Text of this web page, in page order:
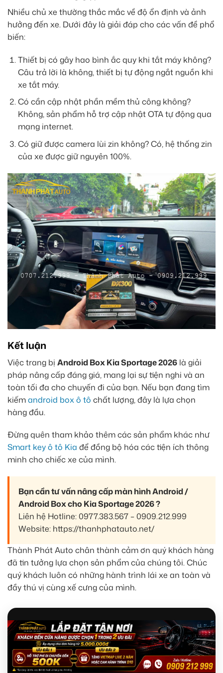
Nhiều chủ xe thường thắc mắc về độ ổn định và ảnh
hưởng đến xe. Dưới đây là giải đáp cho các vấn đề phổ
biến:
Thiết bị có gây hao bình ắc quy khi tắt máy không?
Câu trả lời là không, thiết bị tự động ngắt nguồn khi
xe tắt máy.
Có cần cập nhật phần mềm thủ công không?
Không, sản phẩm hỗ trợ cập nhật OTA tự động qua
mạng internet.
Có giữ được camera lùi zin không? Có, hệ thống zin
của xe được giữ nguyên 100%.
Kết luận
Việc trang bị Android Box Kia Sportage 2026 là giải
pháp nâng cấp đáng giá, mang lại sự tiện nghi và an
toàn tối đa cho chuyến đi của bạn. Nếu bạn đang tìm
kiếmandroid box ô tô chất lượng, đây là lựa chọn
hàng đầu.
Đừng quên tham khảo thêm các sản phẩm khác như
Smart key ô tô Kia để đồng bộ hóa các tiện ích thông
minh cho chiếc xe của mình.
Bạn cần tư vấn nâng cấp màn hình Android /
Android Box cho Kia Sportage 2026 ?
Liên hệ Hotline: 0977.383.567 – 0909.212.999
Website: https://thanhphatauto.net/
Thành Phát Auto chân thành cảm ơn quý khách hàng
đã tin tưởng lựa chọn sản phẩm của chúng tôi. Chúc
quý khách luôn có những hành trình lái xe an toàn và
đầy thú vị cùng xế cưng của mình.